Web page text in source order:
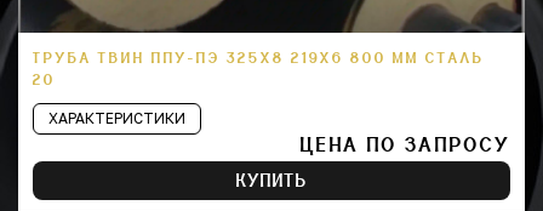
ТРУБА ТВИН ППУ-ПЭ 325Х8 219Х6 800 ММ СТАЛЬ
20
ХАРАКТЕРИСТИКИ
ЦЕНА ПО ЗАПРОСУ
КУПИТЬ